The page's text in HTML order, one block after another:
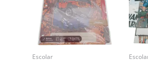
Escolar